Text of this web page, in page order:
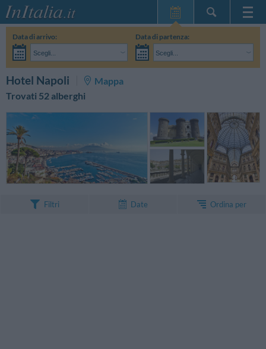
Home Page
Le mie Prenotazioni
InItalia Club
Data di arrivo:
Scegli...
Data di partenza:
Scegli...
Hotel Napoli
Mappa
Trovati 52 alberghi
Filtri Date Ordina per